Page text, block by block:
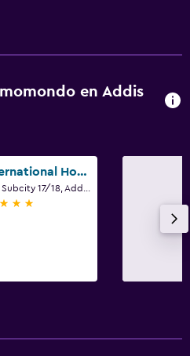
en Addis
Elilly International Hotel